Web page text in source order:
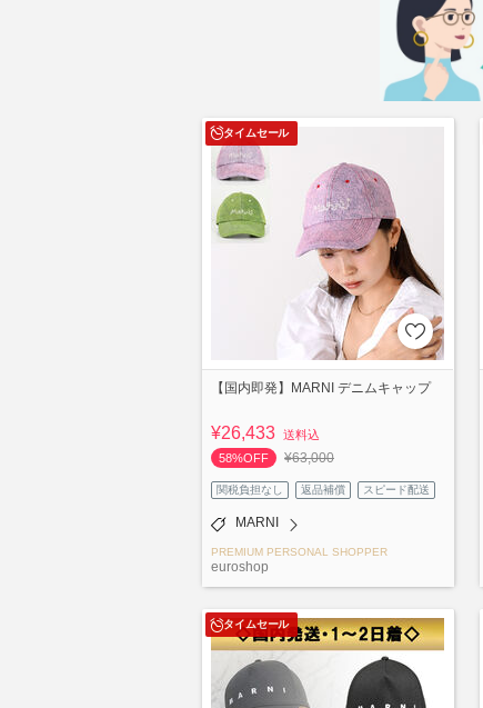
タイムセール
【国内即発】MARNI デニムキャップ
¥26,433 送料込
58%OFF
¥63,000
関税負担なし 返品補償 スピード配送
MARNI
PREMIUM PERSONAL SHOPPER
euroshop
タイムセール